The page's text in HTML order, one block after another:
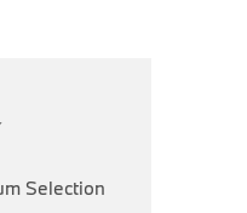
Selection